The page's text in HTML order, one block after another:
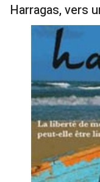
Harragas, vers